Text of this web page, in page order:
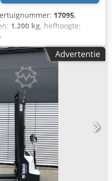
17095,
1.200 kg, hefhoogte:
bouwhoogte:1.970 mm,
1.150 mm
Serienummer: OBWNR-
accu: 24V 60Ah
Advertentie